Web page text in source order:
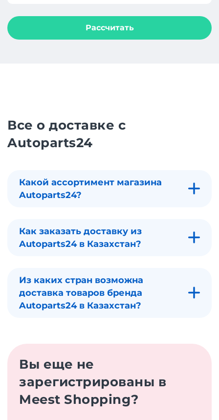
Рассчитать
Все о доставке с
Autoparts24
Какой ассортимент магазина
Autoparts24?
Как заказать доставку из
Autoparts24 в Казахстан?
Из каких стран возможна
доставка товаров бренда
Autoparts24 в Казахстан?
Вы еще не
зарегистрированы в
Meest Shopping?